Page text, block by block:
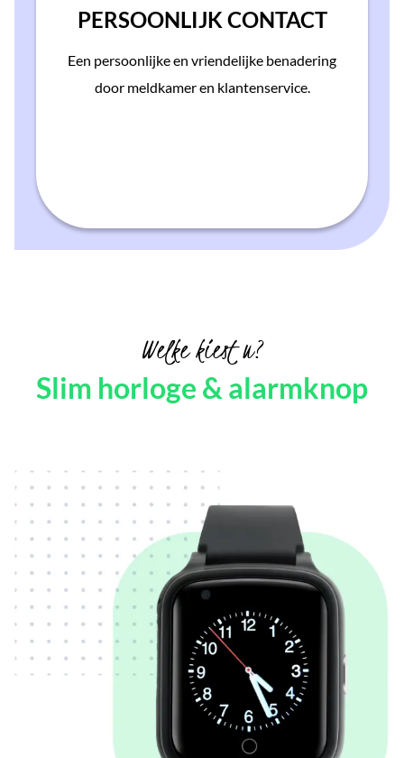
PERSOONLIJK CONTACT
Een persoonlijke en vriendelijke benadering
door meldkamer en klantenservice.
Welke kiest u?
Slim horloge & alarmknop